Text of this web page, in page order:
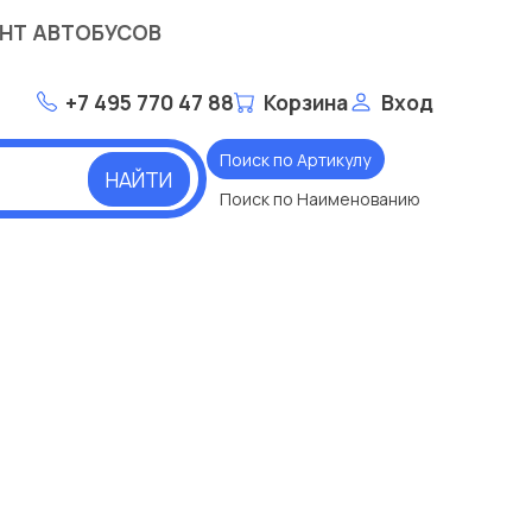
АВТОБУСОВ
+7 495 770 47 88 Корзина Вход
НАЙТИ
Поиск по Артикулу
Поиск по Наименованию